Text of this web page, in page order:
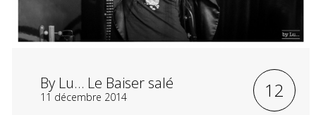
By Lu… Le Baiser salé
11 décembre 2014 12